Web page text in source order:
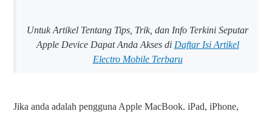
Untuk Artikel Tentang Tips, Trik, dan Info Terkini Seputar
Apple Device Dapat Anda Akses di Daftar Isi Artikel
Electro Mobile Terbaru
Jika anda adalah pengguna Apple MacBook. iPad, iPhone,